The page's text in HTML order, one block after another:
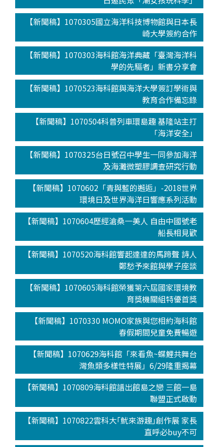
【新聞稿】1070305國立海洋科技博物館與日本長
崎大學簽約合作
【新聞稿】1070303海科館海洋典藏「臺灣海洋科
學的先驅者」新書分享會
【新聞稿】1070523海科館與海洋大學簽訂學術與
教育合作備忘錄
【新聞稿】1070504科普列車環島趣 基隆站主打
「海洋安全」
【新聞稿】1070325台日號召中學生一同參加海洋
及海灘微塑膠調查研究行動
【新聞稿】1070602「青與藍的邂逅」-2018世界
環境日及世界海洋日響應系列活動
【新聞稿】1070604歷經滄桑一美人 自由中國號老
船長相見歡
【新聞稿】1070520海科館響起達達的馬蹄聲 詩人
鄭愁予來館與學子座談
【新聞稿】1070605海科館榮獲第六屆國家環境教
育獎機關組特優首獎
【新聞稿】1070330 MOMO家族與您相約海科館
春假期間兒童免費暢遊
【新聞稿】1070629海科館「來看魚~蝶鯉共舞台
灣魚類多樣性特展」6/29隆重揭幕
【新聞稿】1070809海科館譜出館島之戀 三館一島
聯盟正式啟動
【新聞稿】1070822雲科大｢魷來游趣｣創作展 家長
直呼必buy不可